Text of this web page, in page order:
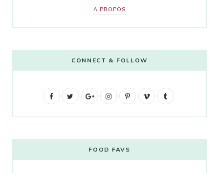
A PROPOS
CONNECT & FOLLOW
F
b
t
G
g
l
I
t
a
P
e
V
o
l
FOOD FAVS